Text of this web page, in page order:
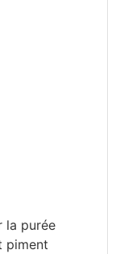
la purée
piment